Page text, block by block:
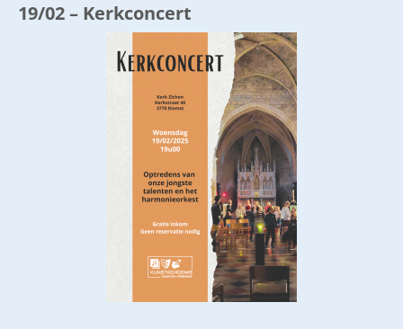
19/02 – Kerkconcert